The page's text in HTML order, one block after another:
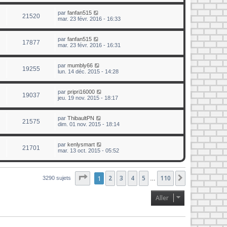
21520 par fanfan515
mar. 23 févr. 2016 - 16:33
17877 par fanfan515
mar. 23 févr. 2016 - 16:31
19255 par mumbly66
lun. 14 déc. 2015 - 14:28
19037 par pripri16000
jeu. 19 nov. 2015 - 18:17
21575 par ThibaultPN
dim. 01 nov. 2015 - 18:14
21701 par kenlysmart
mar. 13 oct. 2015 - 05:52
3290 sujets Page sur 110
1 2 3 4 5 … 110 Suivant
Aller